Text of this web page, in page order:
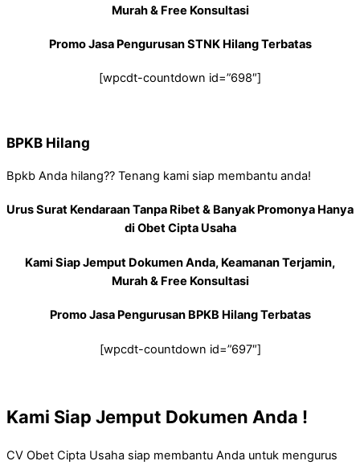
Murah & Free Konsultasi
Promo Jasa Pengurusan STNK Hilang Terbatas
[wpcdt-countdown id=”698″]
BPKB Hilang
Bpkb Anda hilang?? Tenang kami siap membantu anda!
Urus Surat Kendaraan Tanpa Ribet & Banyak Promonya Hanya
di Obet Cipta Usaha
Kami Siap Jemput Dokumen Anda, Keamanan Terjamin,
Murah & Free Konsultasi
Promo Jasa Pengurusan BPKB Hilang Terbatas
[wpcdt-countdown id=”697″]
Kami Siap Jemput Dokumen Anda !
CV Obet Cipta Usaha siap membantu Anda untuk mengurus